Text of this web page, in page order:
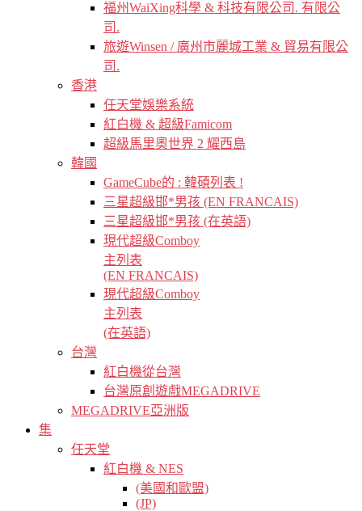
福州WaiXing科學 & 科技有限公司. 有限公
司.
旅遊Winsen / 廣州市麗城工業 & 貿易有限公
司.
香港
任天堂娛樂系統
紅白機 & 超級Famicom
超級馬里奧世界 2 耀西島
韓國
GameCube的 : 韓碩列表 !
三星超級邯*男孩 (EN FRANCAIS)
三星超級邯*男孩 (在英語)
現代超級Comboy
主列表
(EN FRANCAIS)
現代超級Comboy
主列表
(在英語)
台灣
紅白機從台灣
台灣原創遊戲MEGADRIVE
MEGADRIVE亞洲版
集
任天堂
紅白機 & NES
(美國和歐盟)
(JP)